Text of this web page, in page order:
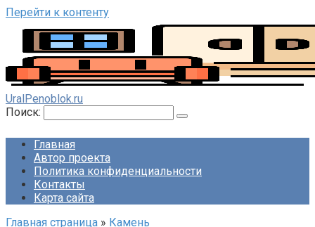
Перейти к контенту
UralPenoblok.ru
Поиск:
Главная
Автор проекта
Политика конфиденциальности
Контакты
Карта сайта
Главная страница » Камень